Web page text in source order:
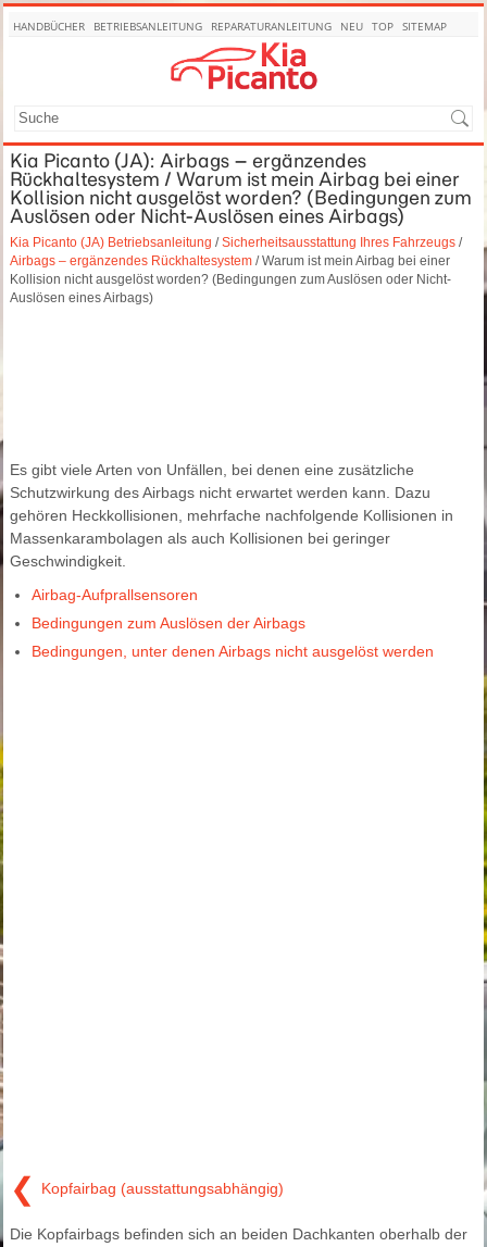
HANDBÜCHER BETRIEBSANLEITUNG REPARATURANLEITUNG NEU TOP SITEMAP
Kia Picanto (JA): Airbags – ergänzendes
Rückhaltesystem / Warum ist mein Airbag bei einer
Kollision nicht ausgelöst worden? (Bedingungen zum
Auslösen oder Nicht-Auslösen eines Airbags)
Kia Picanto (JA) Betriebsanleitung /Sicherheitsausstattung Ihres Fahrzeugs /
Airbags – ergänzendes Rückhaltesystem / Warum ist mein Airbag bei einer
Kollision nicht ausgelöst worden? (Bedingungen zum Auslösen oder Nicht-
Auslösen eines Airbags)
Es gibt viele Arten von Unfällen, bei denen eine zusätzliche
Schutzwirkung des Airbags nicht erwartet werden kann. Dazu
gehören Heckkollisionen, mehrfache nachfolgende Kollisionen in
Massenkarambolagen als auch Kollisionen bei geringer
Geschwindigkeit.
Airbag-Aufprallsensoren
Bedingungen zum Auslösen der Airbags
Bedingungen, unter denen Airbags nicht ausgelöst werden
❮ Kopfairbag (ausstattungsabhängig)
Die Kopfairbags befinden sich an beiden Dachkanten oberhalb der